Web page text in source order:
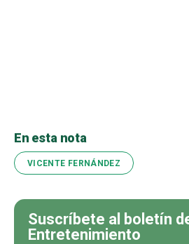
En esta nota
VICENTE FERNÁNDEZ
Suscríbete al boletín
Entretenimiento